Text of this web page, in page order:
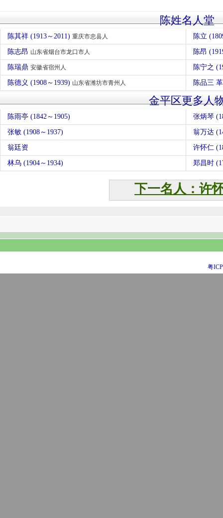
陈姓名人堂
陈其祥 (1913～2011) 重庆市忠县人 陈立
陈志昂 山东省烟台市龙口市人 陈昂
陈瑞鼎 安徽省宿州人 陈宁之
陈德义 (1908～1939) 山东省潍坊市青州人 陈品三
金平区更多人
陈雨亭 (1842～1905) 张炳琴
张敏 (1908～1937) 翁万达
翁廷资 许怀仁
林乌 (1904～1934) 郑昌时
下一名人：许
粤